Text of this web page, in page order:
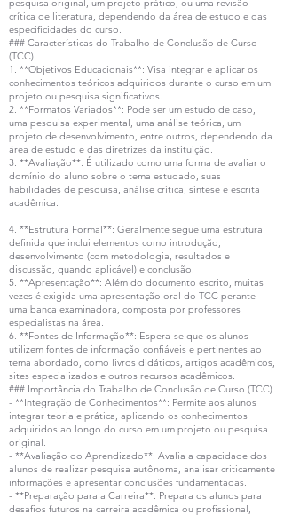
pesquisa original, um projeto prático, ou uma revisão
crítica de literatura, dependendo da área de estudo e das
especificidades do curso.
### Características do Trabalho de Conclusão de Curso
(TCC)
1. **Objetivos Educacionais**: Visa integrar e aplicar os
conhecimentos teóricos adquiridos durante o curso em um
projeto ou pesquisa significativos.
2. **Formatos Variados**: Pode ser um estudo de caso,
uma pesquisa experimental, uma análise teórica, um
projeto de desenvolvimento, entre outros, dependendo da
área de estudo e das diretrizes da instituição.
3. **Avaliação**: É utilizado como uma forma de avaliar o
domínio do aluno sobre o tema estudado, suas
habilidades de pesquisa, análise crítica, síntese e escrita
acadêmica.
4. **Estrutura Formal**: Geralmente segue uma estrutura
definida que inclui elementos como introdução,
desenvolvimento (com metodologia, resultados e
discussão, quando aplicável) e conclusão.
5. **Apresentação**: Além do documento escrito, muitas
vezes é exigida uma apresentação oral do TCC perante
uma banca examinadora, composta por professores
especialistas na área.
6. **Fontes de Informação**: Espera-se que os alunos
utilizem fontes de informação confiáveis e pertinentes ao
tema abordado, como livros didáticos, artigos acadêmicos,
sites especializados e outros recursos acadêmicos.
### Importância do Trabalho de Conclusão de Curso (TCC)
- **Integração de Conhecimentos**: Permite aos alunos
integrar teoria e prática, aplicando os conhecimentos
adquiridos ao longo do curso em um projeto ou pesquisa
original.
- **Avaliação do Aprendizado**: Avalia a capacidade dos
alunos de realizar pesquisa autônoma, analisar criticamente
informações e apresentar conclusões fundamentadas.
- **Preparação para a Carreira**: Prepara os alunos para
desafios futuros na carreira acadêmica ou profissional,